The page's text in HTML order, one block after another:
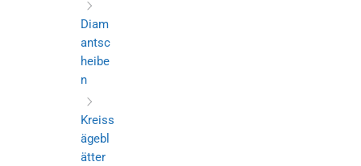
Diam
antsc
heibe
n
Kreiss
ägebl
ätter